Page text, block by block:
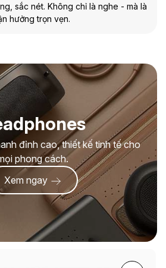
sắc nét. Không chỉ là nghe - mà là
hưởng trọn vẹn.
đỉnh cao, thiết kế tinh tế cho
phong cách.
Xem ngay